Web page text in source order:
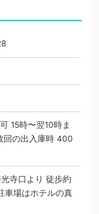
15時〜翌10時ま
回の出入庫時 400
寺口より 徒歩約
車場はホテルの真